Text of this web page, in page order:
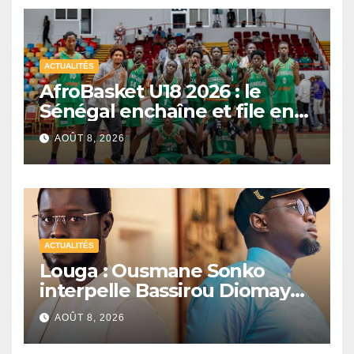
ACTUALITÉS
AfroBasket U18 2026 : le
Sénégal enchaîne et file en
quarts de finale
AOÛT 8, 2026
ACTUALITÉS
Louga : Ousmane Sonko
interpelle Bassirou Diomaye
Faye sur la date des élections
locales
AOÛT 8, 2026